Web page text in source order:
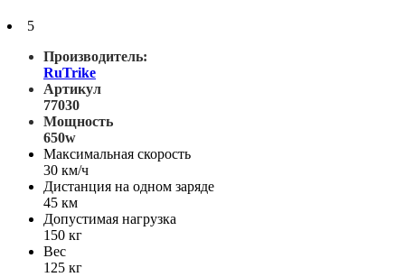
5
Производитель:
RuTrike
Артикул
77030
Мощность
650w
Максимальная скорость
30 км/ч
Дистанция на одном заряде
45 км
Допустимая нагрузка
150 кг
Вес
125 кг